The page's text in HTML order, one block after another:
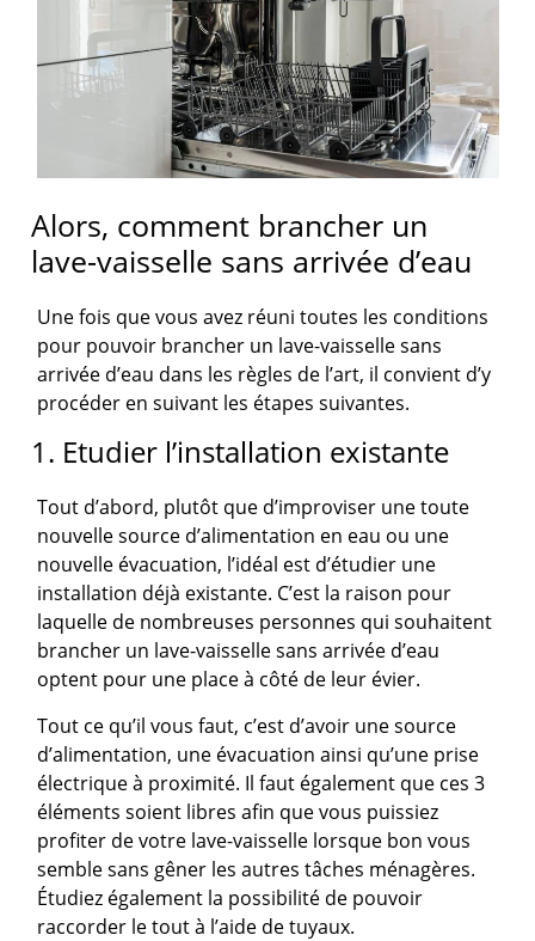
Alors, comment brancher un
lave-vaisselle sans arrivée d’eau
Une fois que vous avez réuni toutes les conditions
pour pouvoir brancher un lave-vaisselle sans
arrivée d’eau dans les règles de l’art, il convient d’y
procéder en suivant les étapes suivantes.
1. Etudier l’installation existante
Tout d’abord, plutôt que d’improviser une toute
nouvelle source d’alimentation en eau ou une
nouvelle évacuation, l’idéal est d’étudier une
installation déjà existante. C’est la raison pour
laquelle de nombreuses personnes qui souhaitent
brancher un lave-vaisselle sans arrivée d’eau
optent pour une place à côté de leur évier.
Tout ce qu’il vous faut, c’est d’avoir une source
d’alimentation, une évacuation ainsi qu’une prise
électrique à proximité. Il faut également que ces 3
éléments soient libres afin que vous puissiez
profiter de votre lave-vaisselle lorsque bon vous
semble sans gêner les autres tâches ménagères.
Étudiez également la possibilité de pouvoir
raccorder le tout à l’aide de tuyaux.